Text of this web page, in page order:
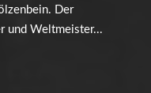
Der
und Weltmeister...